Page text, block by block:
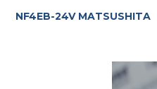
NF4EB-24V MATSUSHITA